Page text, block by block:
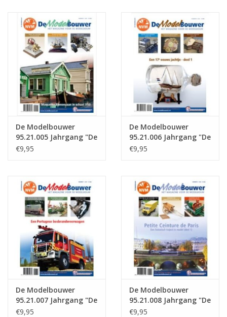
De Modelbouwer
95.21.005 Jahrgang "De
Modelbouwer"
€9,95
De Modelbouwer
95.21.006 Jahrgang "De
Modelbouwer"
€9,95
De Modelbouwer
95.21.007 Jahrgang "De
Modelbouwer"
€9,95
De Modelbouwer
95.21.008 Jahrgang "De
Modelbouwer"
€9,95